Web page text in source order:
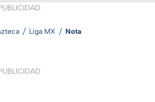
Liga MX Nota